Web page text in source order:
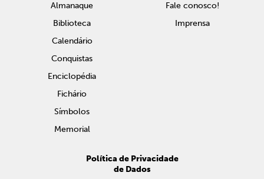
Almanaque
Biblioteca
Calendário
Conquistas
Enciclopédia
Fichário
Símbolos
Memorial
Fale conosco!
Imprensa
Política de Privacidade
de Dados